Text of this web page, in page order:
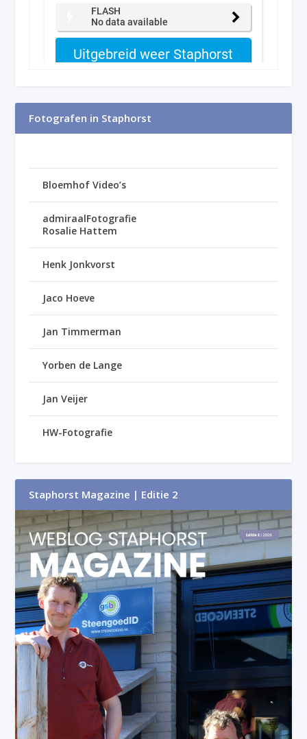
Fotografen in Staphorst
Bloemhof Video’s
admiraalFotografie
Rosalie Hattem
Henk Jonkvorst
Jaco Hoeve
Jan Timmerman
Yorben de Lange
Jan Veijer
HW-Fotografie
Staphorst Magazine | Editie 2